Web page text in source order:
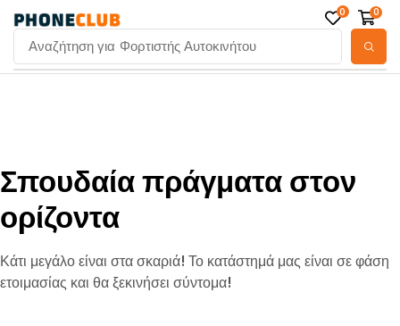
Αναζήτηση για Φορτιστής Αυτοκινήτου
0 0
Σπουδαία πράγματα στον
ορίζοντα
Κάτι μεγάλο είναι στα σκαριά! Το κατάστημά μας είναι σε φάση
ετοιμασίας και θα ξεκινήσει σύντομα!